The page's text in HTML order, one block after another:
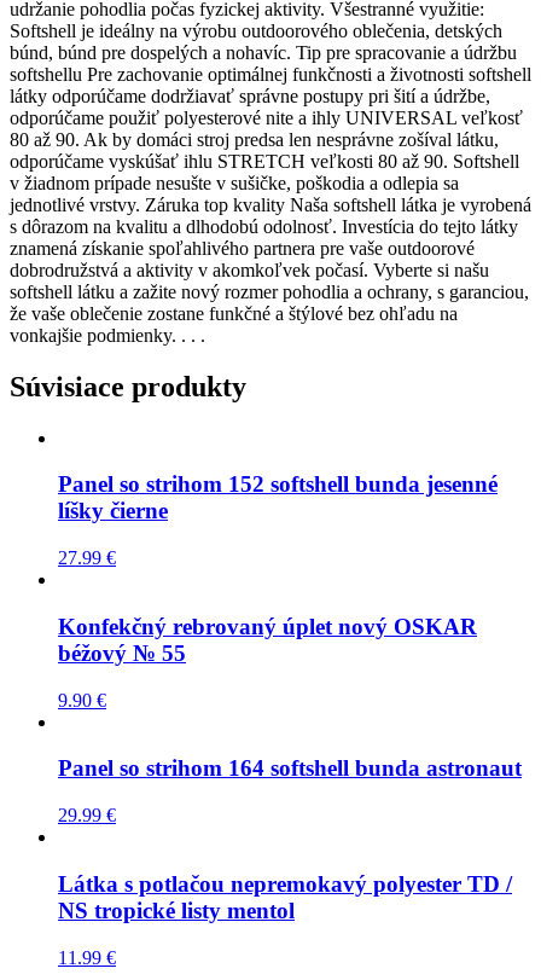
udržanie pohodlia počas fyzickej aktivity. Všestranné využitie:
Softshell je ideálny na výrobu outdoorového oblečenia, detských
búnd, búnd pre dospelých a nohavíc. Tip pre spracovanie a údržbu
softshellu Pre zachovanie optimálnej funkčnosti a životnosti softshell
látky odporúčame dodržiavať správne postupy pri šití a údržbe,
odporúčame použiť polyesterové nite a ihly UNIVERSAL veľkosť
80 až 90. Ak by domáci stroj predsa len nesprávne zošíval látku,
odporúčame vyskúšať ihlu STRETCH veľkosti 80 až 90. Softshell
v žiadnom prípade nesušte v sušičke, poškodia a odlepia sa
jednotlivé vrstvy. Záruka top kvality Naša softshell látka je vyrobená
s dôrazom na kvalitu a dlhodobú odolnosť. Investícia do tejto látky
znamená získanie spoľahlivého partnera pre vaše outdoorové
dobrodružstvá a aktivity v akomkoľvek počasí. Vyberte si našu
softshell látku a zažite nový rozmer pohodlia a ochrany, s garanciou,
že vaše oblečenie zostane funkčné a štýlové bez ohľadu na
vonkajšie podmienky. . . .
Súvisiace produkty
Panel so strihom 152 softshell bunda jesenné
líšky čierne
27.99 €
Konfekčný rebrovaný úplet nový OSKAR
béžový № 55
9.90 €
Panel so strihom 164 softshell bunda astronaut
29.99 €
Látka s potlačou nepremokavý polyester TD /
NS tropické listy mentol
11.99 €